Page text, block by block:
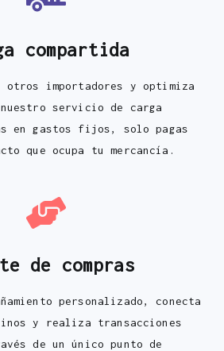
compartida
otros importadores y optimiza
servicio de carga
en gastos fijos, solo pagas
que ocupa tu mercancía.
de compras
personalizado, conecta
y realiza transacciones
de un único punto de